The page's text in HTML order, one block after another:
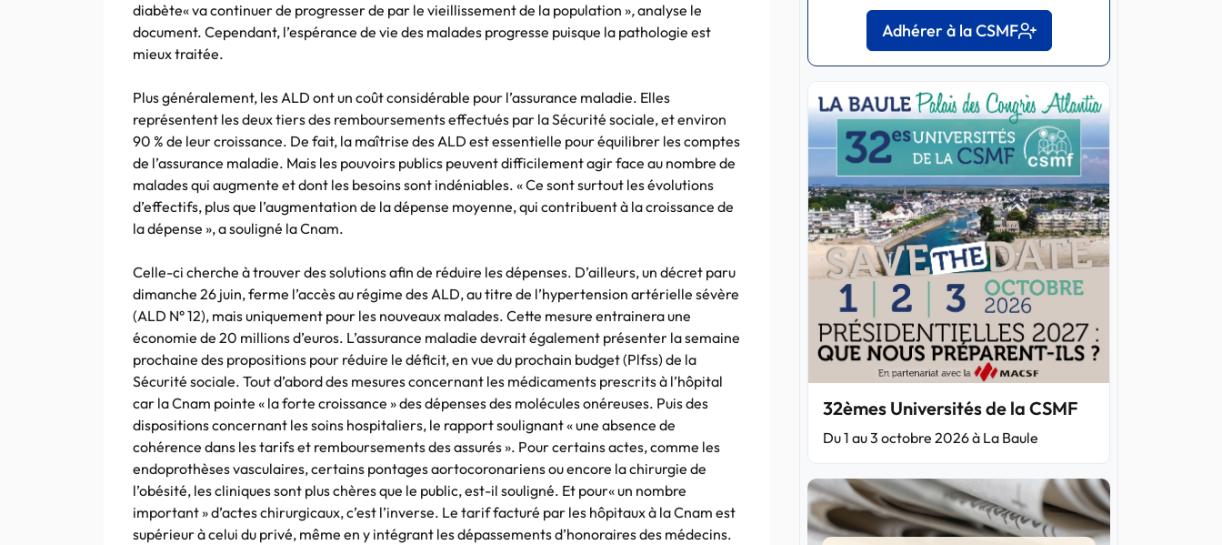
diabète« va continuer de progresser de par le vieillissement de la population »,analyse le
document. Cependant, l’espérance de vie des malades progresse puisque la pathologie est
mieux traitée.
Plus généralement, les ALD ont un coût considérable pour l’assurance maladie. Elles
représentent les deux tiers des remboursements effectués par la Sécurité sociale, et environ
90 % de leur croissance. De fait, la maîtrise des ALD est essentielle pour équilibrer les comptes
de l’assurance maladie. Mais les pouvoirs publics peuvent difficilement agir face au nombre de
malades qui augmente et dont les besoins sont indéniables. « Ce sont surtout les évolutions
d’effectifs, plus que l’augmentation de la dépense moyenne, qui contribuent à la croissance de
la dépense », a souligné la Cnam.
Celle-ci cherche à trouver des solutions afin de réduire les dépenses. D’ailleurs, un décret paru
dimanche 26 juin, ferme l’accès au régime des ALD, au titre de l’hypertension artérielle sévère
(ALD N° 12), mais uniquement pour les nouveaux malades. Cette mesure entrainera une
économie de 20 millions d’euros. L’assurance maladie devrait également présenter la semaine
prochaine des propositions pour réduire le déficit, en vue du prochain budget (Plfss) de la
Sécurité sociale. Tout d’abord des mesures concernant les médicaments prescrits à l’hôpital
car la Cnam pointe « la forte croissance » des dépenses des molécules onéreuses. Puis des
dispositions concernant les soins hospitaliers, le rapport soulignant « une absence de
cohérence dans les tarifs et remboursements des assurés ». Pour certains actes, comme les
endoprothèses vasculaires, certains pontages aortocoronariens ou encore la chirurgie de
l’obésité, les cliniques sont plus chères que le public, est-il souligné. Et pour« un nombre
important » d’actes chirurgicaux, c’est l’inverse. Le tarif facturé par les hôpitaux à la Cnam est
supérieur à celui du privé, même en y intégrant les dépassements d’honoraires des médecins.
Adhérer à la CSMF
32èmes Universités de la CSMF
Du 1 au 3 octobre 2026 à La Baule